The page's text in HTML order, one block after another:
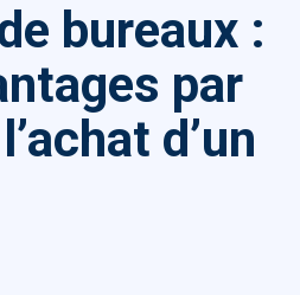
bureaux :
par
d’un